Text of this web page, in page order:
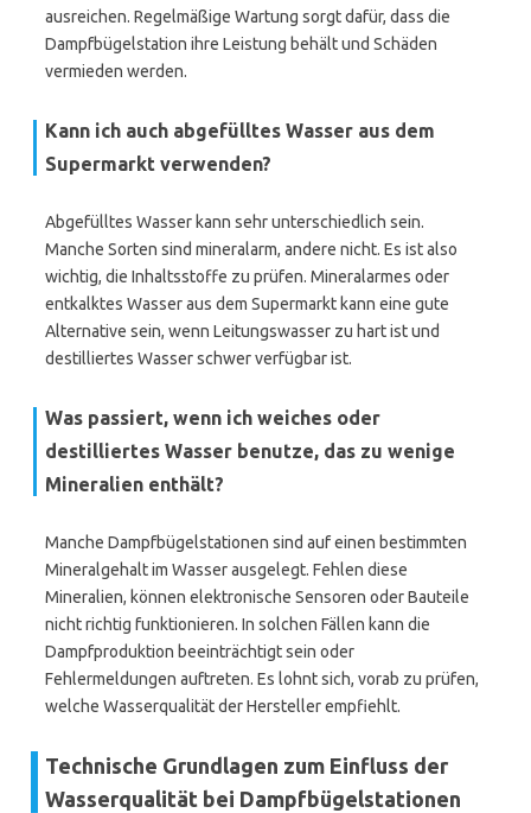
ausreichen. Regelmäßige Wartung sorgt dafür, dass die
Dampfbügelstation ihre Leistung behält und Schäden
vermieden werden.
Kann ich auch abgefülltes Wasser aus dem
Supermarkt verwenden?
Abgefülltes Wasser kann sehr unterschiedlich sein.
Manche Sorten sind mineralarm, andere nicht. Es ist also
wichtig, die Inhaltsstoffe zu prüfen. Mineralarmes oder
entkalktes Wasser aus dem Supermarkt kann eine gute
Alternative sein, wenn Leitungswasser zu hart ist und
destilliertes Wasser schwer verfügbar ist.
Was passiert, wenn ich weiches oder
destilliertes Wasser benutze, das zu wenige
Mineralien enthält?
Manche Dampfbügelstationen sind auf einen bestimmten
Mineralgehalt im Wasser ausgelegt. Fehlen diese
Mineralien, können elektronische Sensoren oder Bauteile
nicht richtig funktionieren. In solchen Fällen kann die
Dampfproduktion beeinträchtigt sein oder
Fehlermeldungen auftreten. Es lohnt sich, vorab zu prüfen,
welche Wasserqualität der Hersteller empfiehlt.
Technische Grundlagen zum Einfluss der
Wasserqualität bei Dampfbügelstationen